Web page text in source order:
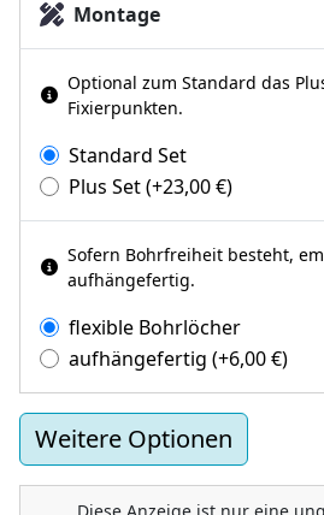
Montage
Optional zum Standard das
Fixierpunkten.
Standard Set
Plus Set(+23,00€)
Sofern Bohrfreiheit besteht,
aufhängefertig.
flexible Bohrlöcher
aufhängefertig (+6,00€)
Weitere Optionen